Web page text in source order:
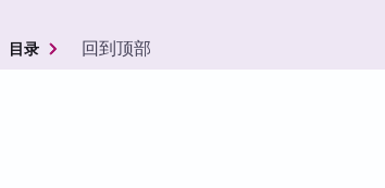
目录 回到顶部